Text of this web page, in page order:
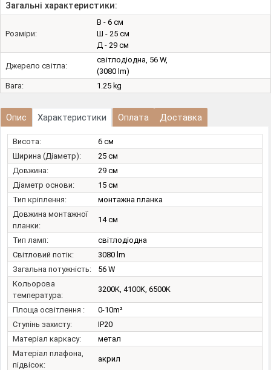
Загальні характеристики:
Розміри:
В - 6 см
Ш - 25 см
Д - 29 см
Джерело світла:
світлодіодна, 56 W,
(3080 lm)
Вага:
1.25 kg
Опис Характеристики Оплата Доставка
Висота:
6 см
Ширина (Діаметр):
25 см
Довжина:
29 см
Діаметр основи:
15 см
Тип кріплення:
монтажна планка
Довжина монтажної
планки:
14 см
Тип ламп:
світлодіодна
Світловий потік:
3080 lm
Загальна потужність:
56 W
Кольорова
температура:
3200K, 4100K, 6500K
Площа освітлення :
0-10m²
Ступінь захисту:
IP20
Матеріал каркасу:
метал
Матеріал плафона,
підвісок:
акрил